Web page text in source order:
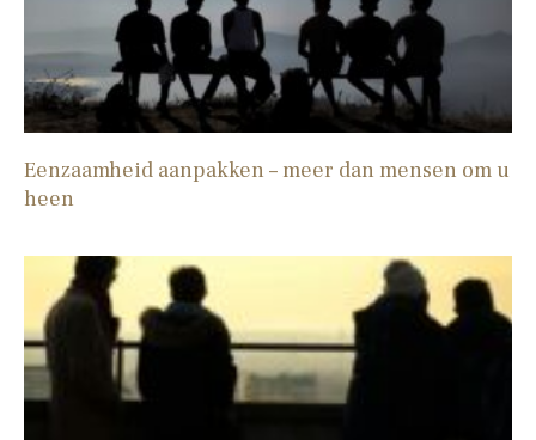
Eenzaamheid aanpakken – meer dan mensen om u
heen